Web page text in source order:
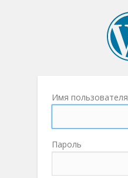
Имя пользователя
Пароль